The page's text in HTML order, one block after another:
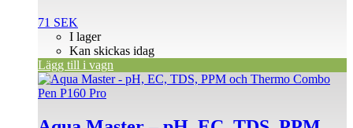
71 SEK
I lager
Kan skickas idag
Lägg till i vagn